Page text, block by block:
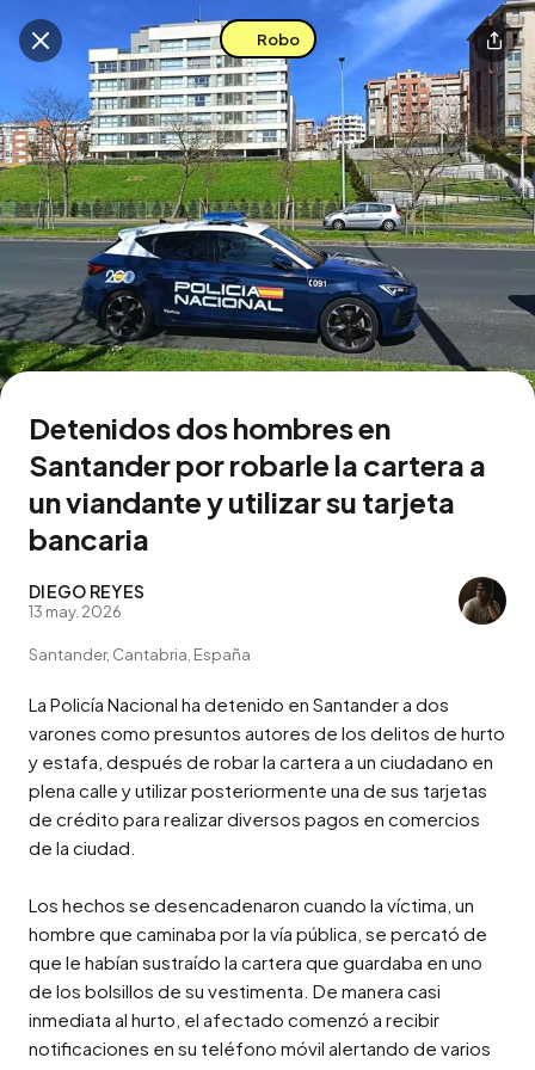
Descarga la app
Buscar en esta zona
Robo
Detenidos dos hombres en
Santander por robarle la cartera a
un viandante y utilizar su tarjeta
bancaria
DIEGO REYES
13 may. 2026
Santander, Cantabria, España
La Policía Nacional ha detenido en Santander a dos
varones como presuntos autores de los delitos de hurto
y estafa, después de robar la cartera a un ciudadano en
plena calle y utilizar posteriormente una de sus tarjetas
de crédito para realizar diversos pagos en comercios
de la ciudad.
Los hechos se desencadenaron cuando la víctima, un
hombre que caminaba por la vía pública, se percató de
que le habían sustraído la cartera que guardaba en uno
de los bolsillos de su vestimenta. De manera casi
inmediata al hurto, el afectado comenzó a recibir
notificaciones en su teléfono móvil alertando de varios